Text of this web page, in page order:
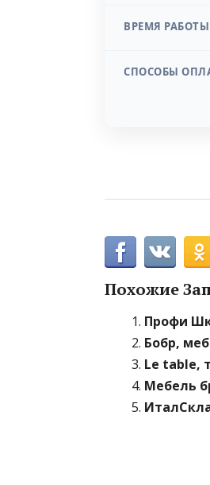
ВРЕМЯ РАБОТЫ
СПОСОБЫ
Похожие
Профи
Бобр,
Le table,
Мебель